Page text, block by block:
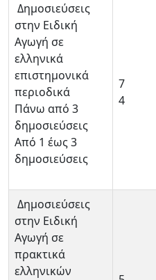
Δημοσιεύσεις
στην Ειδική
Αγωγή σε
ελληνικά
επιστημονικά
περιοδικά
Πάνω από 3
δημοσιεύσεις
Από 1 έως 3
δημοσιεύσεις
7
4
Δημοσιεύσεις
στην Ειδική
Αγωγή σε
πρακτικά
ελληνικών